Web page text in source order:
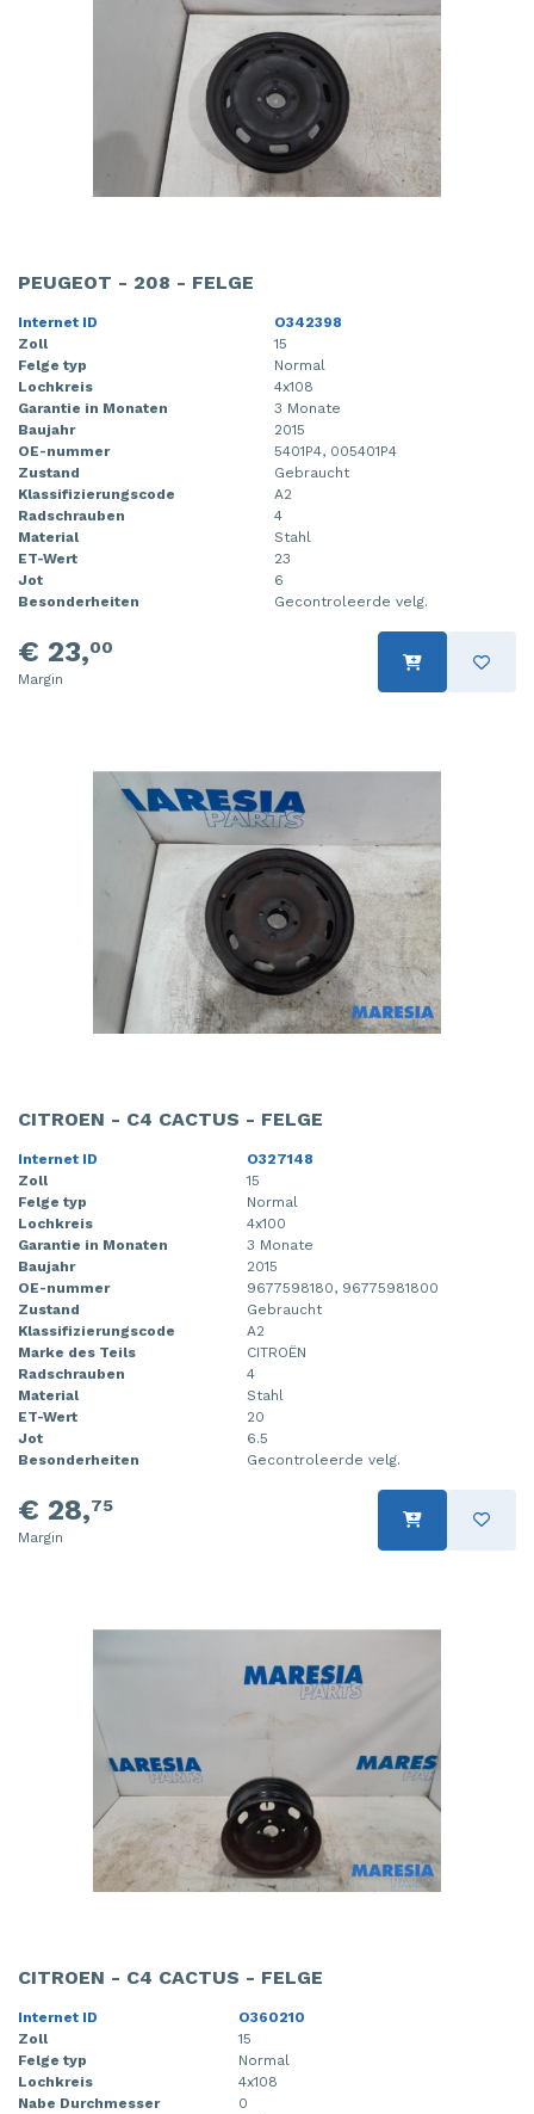
PEUGEOT - 208 - FELGE
Internet ID
O342398
Zoll
15
Felge typ
Normal
Lochkreis
4x108
Garantie in Monaten
3 Monate
Baujahr
2015
OE-nummer
5401P4, 005401P4
Zustand
Gebraucht
Klassifizierungscode
A2
Radschrauben
4
Material
Stahl
ET-Wert
23
Jot
6
Besonderheiten
Gecontroleerde velg.
€ 23,00
Margin
CITROEN - C4 CACTUS - FELGE
Internet ID
O327148
Zoll
15
Felge typ
Normal
Lochkreis
4x100
Garantie in Monaten
3 Monate
Baujahr
2015
OE-nummer
9677598180, 96775981800
Zustand
Gebraucht
Klassifizierungscode
A2
Marke des Teils
CITROËN
Radschrauben
4
Material
Stahl
ET-Wert
20
Jot
6.5
Besonderheiten
Gecontroleerde velg.
€ 28,75
Margin
CITROEN - C4 CACTUS - FELGE
Internet ID
O360210
Zoll
15
Felge typ
Normal
Lochkreis
4x108
Nabe Durchmesser
0